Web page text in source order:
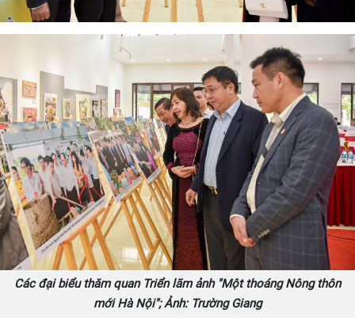
Các đại biểu thăm quan Triển lãm ảnh "Một thoáng Nông thôn
mới Hà Nội"; Ảnh: Trường Giang